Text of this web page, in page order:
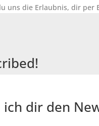
uns die Erlaubnis, dir per
dir den